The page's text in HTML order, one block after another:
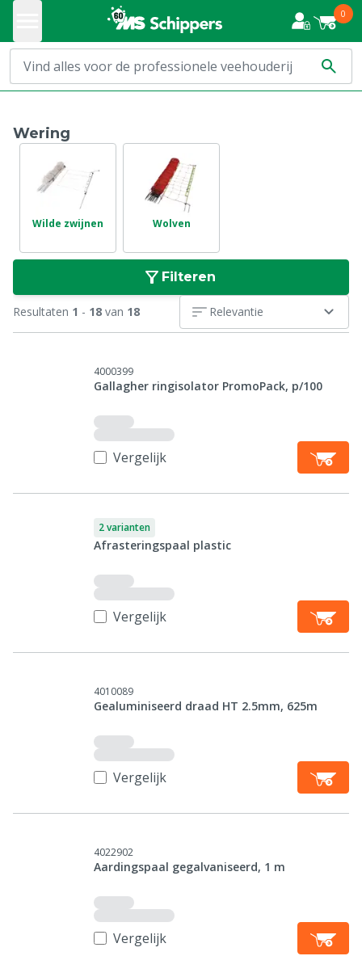
0
Wering
Wilde zwijnen Wolven
Filteren
Resultaten 1 - 18 van 18 Relevantie
4000399
Gallagher ringisolator PromoPack, p/100
Vergelijk
2 varianten
Afrasteringspaal plastic
Vergelijk
4010089
Gealuminiseerd draad HT 2.5mm, 625m
Vergelijk
4022902
Aardingspaal gegalvaniseerd, 1 m
Vergelijk